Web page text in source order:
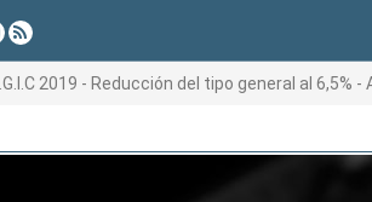
I.G.I.C 2019 - Reducción del tipo general al 6,5%